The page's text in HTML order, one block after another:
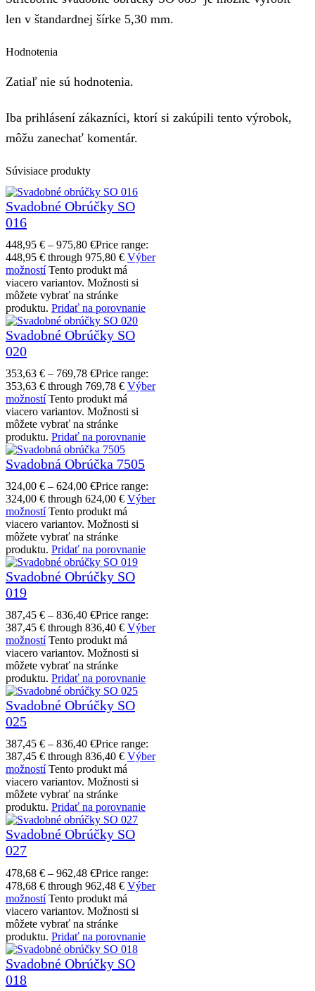
len v štandardnej šírke 5,30 mm.
Hodnotenia
Zatiaľ nie sú hodnotenia.
Iba prihlásení zákazníci, ktorí si zakúpili tento výrobok,
môžu zanechať komentár.
Súvisiace produkty
Svadobné Obrúčky SO
016
448,95 € – 975,80 €Price range:
448,95 € through 975,80 € Výber
možností Tento produkt má
viacero variantov. Možnosti si
môžete vybrať na stránke
produktu. Pridať na porovnanie
Svadobné Obrúčky SO
020
353,63 € – 769,78 €Price range:
353,63 € through 769,78 € Výber
možností Tento produkt má
viacero variantov. Možnosti si
môžete vybrať na stránke
produktu. Pridať na porovnanie
Svadobná Obrúčka 7505
324,00 € – 624,00 €Price range:
324,00 € through 624,00 € Výber
možností Tento produkt má
viacero variantov. Možnosti si
môžete vybrať na stránke
produktu. Pridať na porovnanie
Svadobné Obrúčky SO
019
387,45 € – 836,40 €Price range:
387,45 € through 836,40 € Výber
možností Tento produkt má
viacero variantov. Možnosti si
môžete vybrať na stránke
produktu. Pridať na porovnanie
Svadobné Obrúčky SO
025
387,45 € – 836,40 €Price range:
387,45 € through 836,40 € Výber
možností Tento produkt má
viacero variantov. Možnosti si
môžete vybrať na stránke
produktu. Pridať na porovnanie
Svadobné Obrúčky SO
027
478,68 € – 962,48 €Price range:
478,68 € through 962,48 € Výber
možností Tento produkt má
viacero variantov. Možnosti si
môžete vybrať na stránke
produktu. Pridať na porovnanie
Svadobné Obrúčky SO
018